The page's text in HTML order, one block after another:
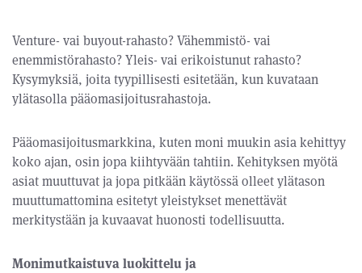
Venture- vai buyout-rahasto? Vähemmistö- vai
enemmistörahasto? Yleis- vai erikoistunut rahasto?
Kysymyksiä, joita tyypillisesti esitetään, kun kuvataan
ylätasolla pääomasijoitusrahastoja.
Pääomasijoitusmarkkina, kuten moni muukin asia kehittyy
koko ajan, osin jopa kiihtyvään tahtiin. Kehityksen myötä
asiat muuttuvat ja jopa pitkään käytössä olleet ylätason
muuttumattomina esitetyt yleistykset menettävät
merkitystään ja kuvaavat huonosti todellisuutta.
Monimutkaistuva luokittelu ja